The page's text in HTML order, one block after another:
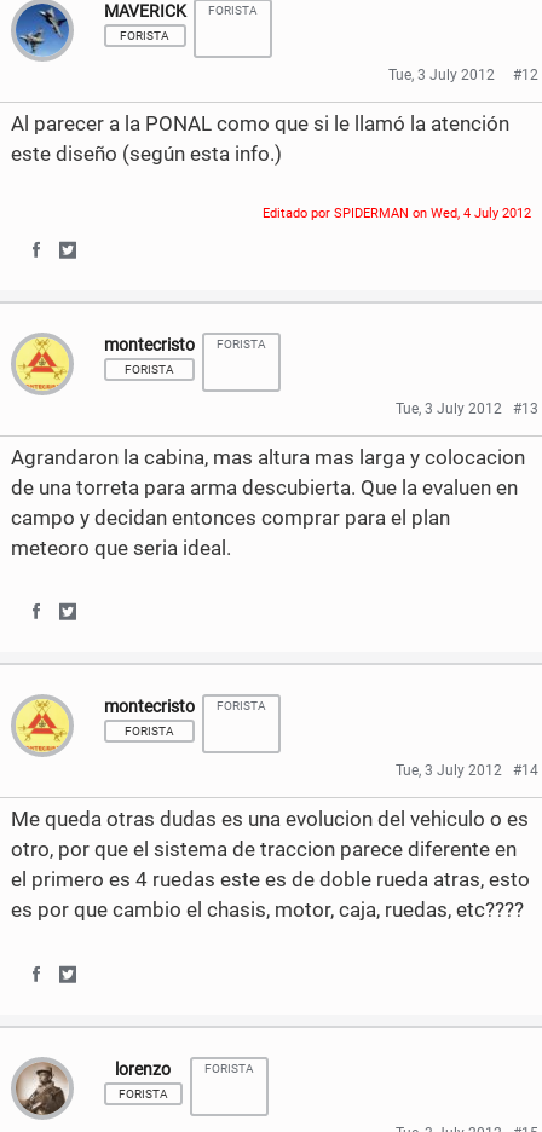
b
o
o
k
t
e
r
a
r
e
o
e
b
o
o
k
a
r
e
o
e
r
MAVERICK
FORISTA
FORISTA
Tue, 3 July 2012 #12
Al parecer a la PONAL como que si le llamó la atención
este diseño (según esta info.)
Editado por SPIDERMAN onWed, 4 July 2012
h
a
r
e
o
n
a
e
b
o
k
h
a
r
e
o
n
w
t
r
montecristo
FORISTA
FORISTA
Tue, 3 July 2012 #13
Agrandaron la cabina, mas altura mas larga y colocacion
de una torreta para arma descubierta. Que la evaluen en
campo y decidan entonces comprar para el plan
meteoro que seria ideal.
a
r
e
o
n
a
b
a
r
e
o
n
w
t
montecristo
FORISTA
FORISTA
Tue, 3 July 2012 #14
Me queda otras dudas es una evolucion del vehiculo o es
otro, por que el sistema de traccion parece diferente en
el primero es 4 ruedas este es de doble rueda atras, esto
es por que cambio el chasis, motor, caja, ruedas, etc????
a
r
a
r
lorenzo
FORISTA
FORISTA